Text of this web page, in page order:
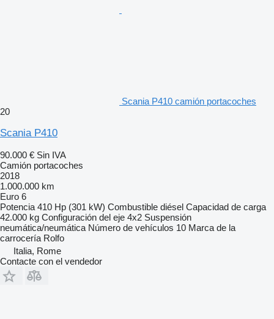
Scania P410 camión portacoches
20
Scania P410
90.000 € Sin IVA
Camión portacoches
2018
1.000.000 km
Euro 6
Potencia 410 Hp (301 kW) Combustible diésel Capacidad de carga
42.000 kg Configuración del eje 4x2 Suspensión
neumática/neumática Número de vehículos 10 Marca de la
carrocería Rolfo
Italia, Rome
Contacte con el vendedor